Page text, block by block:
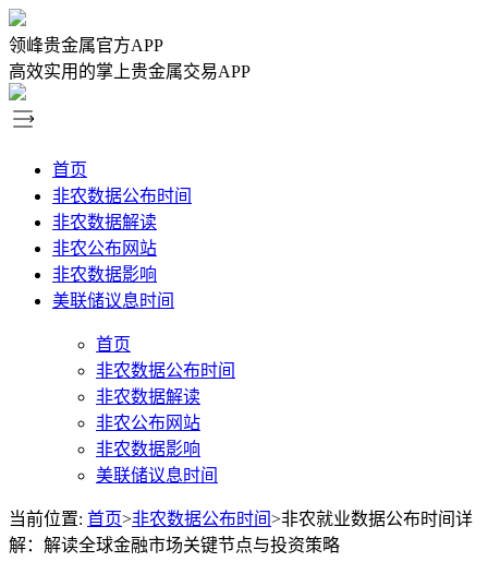
领峰贵金属官方APP
高效实用的掌上贵金属交易APP
首页
非农数据公布时间
非农数据解读
非农公布网站
非农数据影响
美联储议息时间
首页
非农数据公布时间
非农数据解读
非农公布网站
非农数据影响
美联储议息时间
当前位置: 首页>非农数据公布时间>非农就业数据公布时间详
解：解读全球金融市场关键节点与投资策略